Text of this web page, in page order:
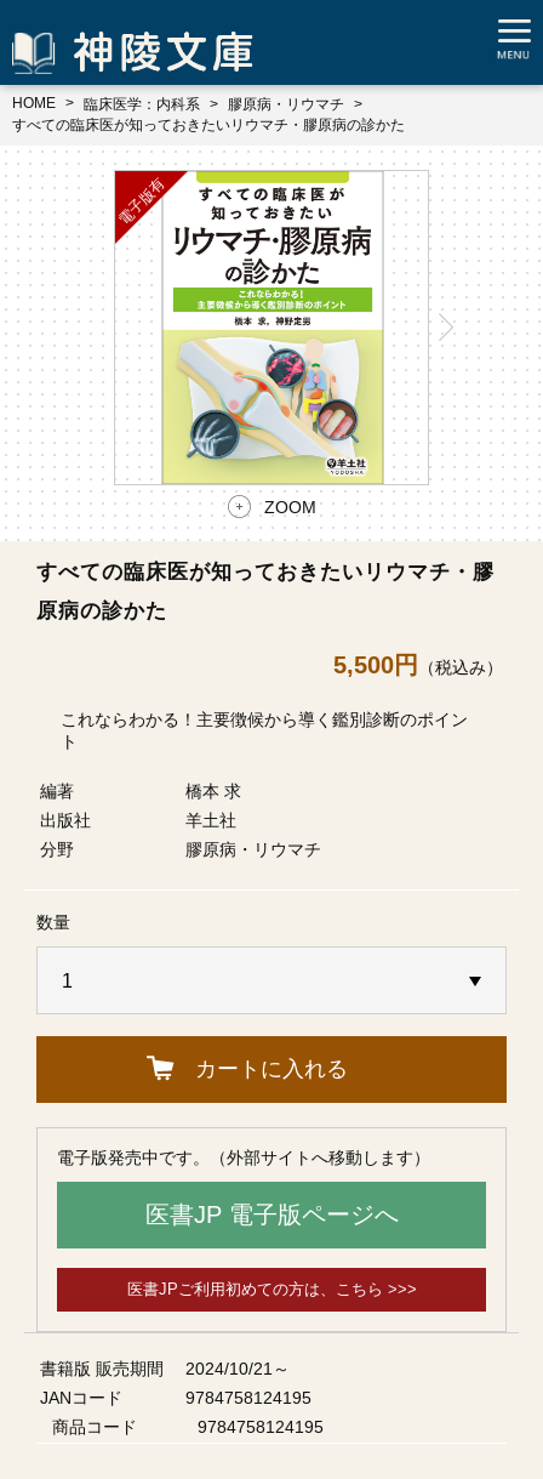
HOME 臨床医学：内科系
膠原病・リウマチ
すべての臨床医が知っておきたいリウマチ・膠原病の診かた
ZOOM
すべての臨床医が知っておきたいリウマチ・膠
原病の診かた
5,500円 （税込み）
これならわかる！主要徴候から導く鑑別診断のポイン
ト
編著
橋本 求
出版社
羊土社
分野
膠原病・リウマチ
数量
カートに入れる
電子版発売中です。（外部サイトへ移動します）
医書JP 電子版ページへ
医書JPご利用初めての方は、こちら >>>
書籍版 販売期間
2024/10/21～
JANコード
9784758124195
商品コード
9784758124195